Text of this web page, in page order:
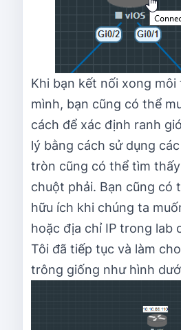
Khi bạn kết nối xong môi
mình, bạn cũng có thể
cách để xác định ranh
lý bằng cách sử dụng
tròn cũng có thể tìm
chuột phải. Bạn cũng có
hữu ích khi chúng ta
hoặc địa chỉ IP trong lab
Tôi đã tiếp tục và làm
trông giống như hình